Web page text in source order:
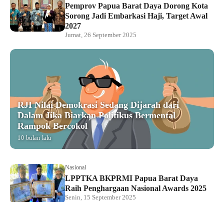
Pemprov Papua Barat Daya Dorong Kota
Sorong Jadi Embarkasi Haji, Target Awal
2027
Jumat, 26 September 2025
RJI Nilai Demokrasi Sedang Dijarah dari
Dalam Jika Biarkan Politikus Bermental
Rampok Bercokol
10 bulan lalu
Nasional
LPPTKA BKPRMI Papua Barat Daya
Raih Penghargaan Nasional Awards 2025
Senin, 15 September 2025